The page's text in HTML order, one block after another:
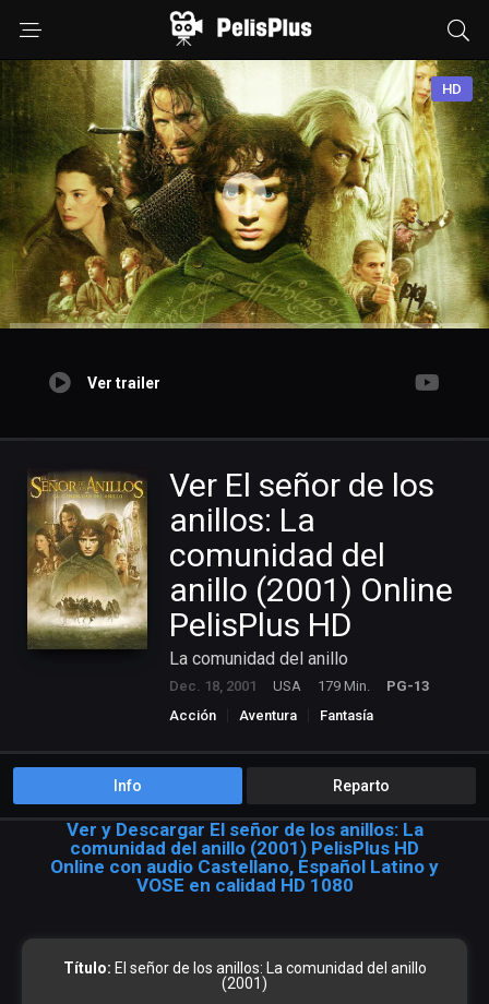
HD
Ver trailer
Ver El señor de los
anillos: La
comunidad del
anillo (2001) Online
PelisPlus HD
La comunidad del anillo
Dec. 18, 2001 USA 179 Min.
PG-13
Acción
Aventura Fantasía
Info Reparto
Ver y Descargar El señor de los anillos: La
comunidad del anillo (2001) PelisPlus HD
Online con audio Castellano, Español Latino y
VOSE en calidad HD 1080
Título: El señor de los anillos: La comunidad del anillo
(2001)